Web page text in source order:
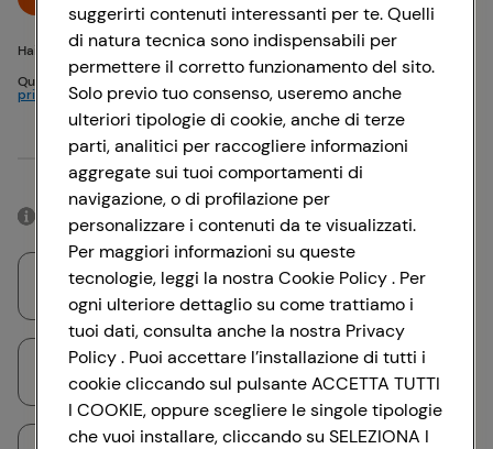
Hai problemi di accesso? {{recover-pwd}} o {{recover-email}}
Questo sito è protetto da reCAPTCHA e si applicano
privacy eTermini di servizioGoogle
Oppure
Accedendo con il tuo account social, rimarrai connesso per 12 ore.
Accedi con Google
suggerirti contenuti interessanti per te. Quelli
di natura tecnica sono indispensabili per
permettere il corretto funzionamento del sito.
Solo previo tuo consenso, useremo anche
ulteriori tipologie di cookie, anche di terze
parti, analitici per raccogliere informazioni
aggregate sui tuoi comportamenti di
navigazione, o di profilazione per
personalizzare i contenuti da te visualizzati.
Per maggiori informazioni su queste
tecnologie, leggi la nostra Cookie Policy . Per
ogni ulteriore dettaglio su come trattiamo i
tuoi dati, consulta anche la nostra Privacy
Policy . Puoi accettare l’installazione di tutti i
cookie cliccando sul pulsante ACCETTA TUTTI
I COOKIE, oppure scegliere le singole tipologie
che vuoi installare, cliccando su SELEZIONA I